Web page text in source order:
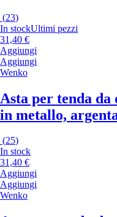
(23)
In stockUltimi pezzi
31,40 €
Aggiungi
Aggiungi
Wenko
Asta per tenda da
in metallo,
(25)
In stock
31,40 €
Aggiungi
Aggiungi
Wenko